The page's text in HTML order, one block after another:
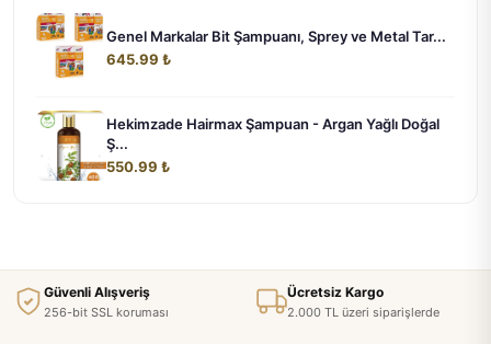
Genel Markalar Bit Şampuanı, Sprey ve Metal Tar...
645.99 ₺
Hekimzade Hairmax Şampuan - Argan Yağlı Doğal
Ş...
550.99 ₺
Güvenli Alışveriş
256-bit SSL koruması
Ücretsiz Kargo
2.000 TL üzeri siparişlerde